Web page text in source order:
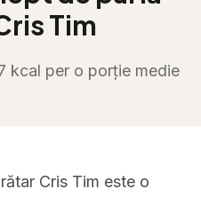
Tim
kcal per o porție medie
Cris Tim este o